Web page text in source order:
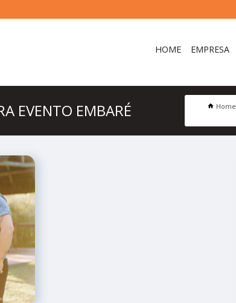
HOME EMPRESA
EVENTO EMBARÉ Home